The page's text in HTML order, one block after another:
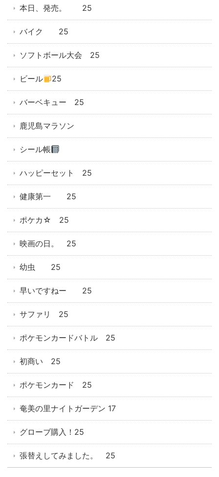
本日、発売。 25
バイク 25
ソフトボール大会 25
ビール 25
バーベキュー 25
鹿児島マラソン
シール帳
ハッピーセット 25
健康第一 25
ポケカ☆ 25
映画の日。 25
幼虫 25
早いですねー 25
サファリ 25
ポケモンカードバトル 25
初商い 25
ポケモンカード 25
奄美の里ナイトガーデン 17
グローブ購入！25
張替えしてみました。 25